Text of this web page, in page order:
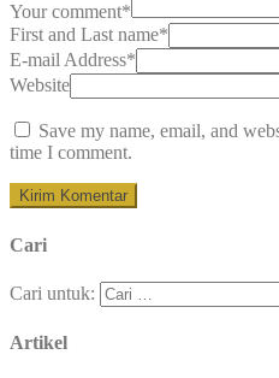
Your comment*
First and Last name*
E-mail Address*
Website
Save my name, email, and
time I comment.
Cari
Cari untuk:
Artikel